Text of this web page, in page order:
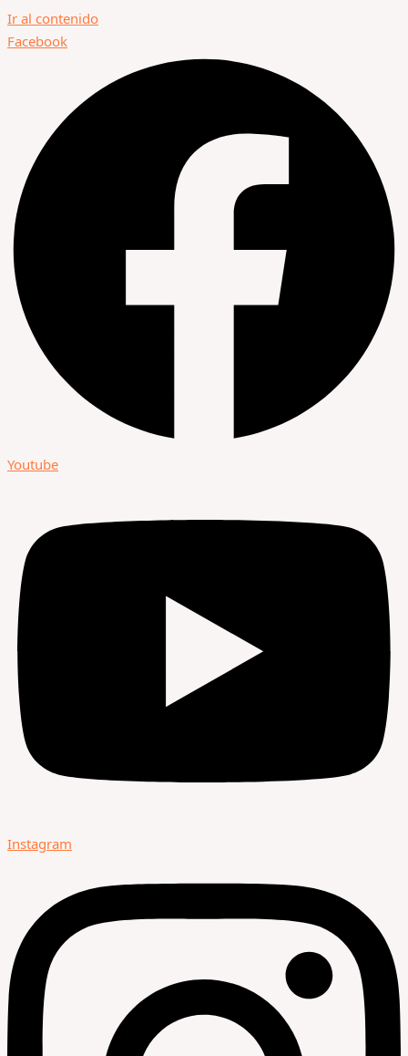
Ir al contenido
Facebook
Youtube
Instagram